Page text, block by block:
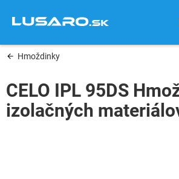
obsah
Hmoždinky
CELO IPL 95DS
izolačných